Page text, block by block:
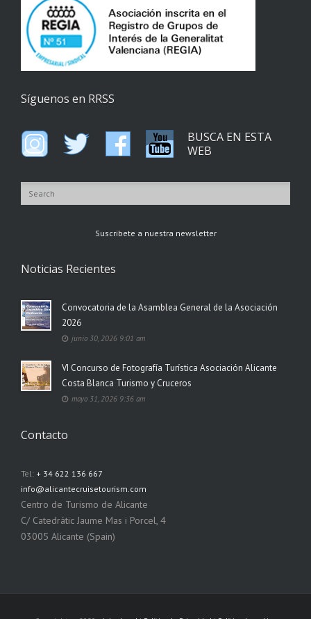
Síguenos en RRSS
BUSCA EN ESTA
WEB
Suscribete a nuestra newsletter
Noticias Recientes
Convocatoria de la Asamblea General de la Asociación
2026
junio 30, 2026 9:01 am
VI Concurso de Fotografía Turística Asociación Alicante
Costa Blanca Turismo y Cruceros
mayo 31, 2026 9:36 am
Contacto
Tel: + 34 622 136 667
info@alicantecruisetourism.com
Centro de Turismo de Alicante
C/ Catedrátic Jaume Mas i Porcel, 4
03005 Alicante (Spain)